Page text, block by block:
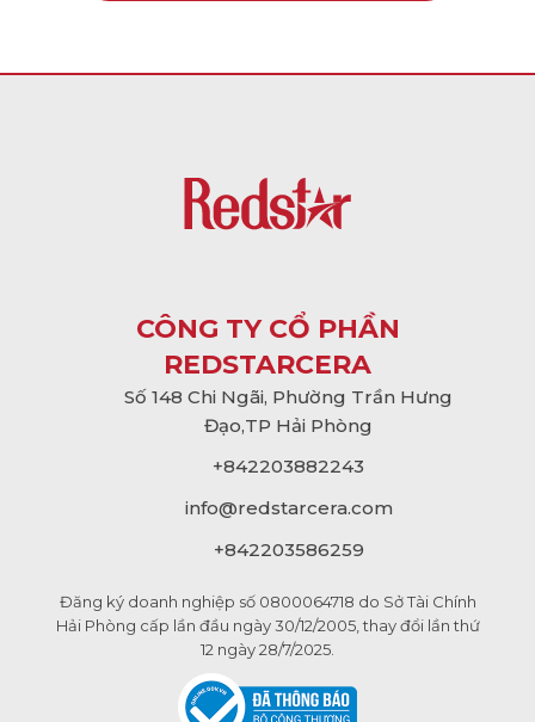
CÔNG TY CỔ PHẦN
REDSTARCERA
Số 148 Chi Ngãi, Phường Trần Hưng
Đạo,TP Hải Phòng
+842203882243
info@redstarcera.com
+842203586259
Đăng ký doanh nghiệp số 0800064718 do Sở Tài Chính
Hải Phòng cấp lần đầu ngày 30/12/2005, thay đổi lần thứ
12 ngày 28/7/2025.